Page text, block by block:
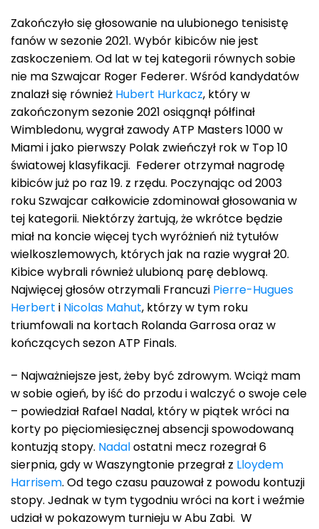
Zakończyło się głosowanie na ulubionego tenisistę
fanów w sezonie 2021. Wybór kibiców nie jest
zaskoczeniem. Od lat w tej kategorii równych sobie
nie ma Szwajcar Roger Federer. Wśród kandydatów
znalazł się również Hubert Hurkacz, który w
zakończonym sezonie 2021 osiągnął półfinał
Wimbledonu, wygrał zawody ATP Masters 1000 w
Miami i jako pierwszy Polak zwieńczył rok w Top 10
światowej klasyfikacji. Federer otrzymał nagrodę
kibiców już po raz 19. z rzędu. Poczynając od 2003
roku Szwajcar całkowicie zdominował głosowania w
tej kategorii. Niektórzy żartują, że wkrótce będzie
miał na koncie więcej tych wyróżnień niż tytułów
wielkoszlemowych, których jak na razie wygrał 20.
Kibice wybrali również ulubioną parę deblową.
Najwięcej głosów otrzymali Francuzi Pierre-Hugues
Herbert i Nicolas Mahut, którzy w tym roku
triumfowali na kortach Rolanda Garrosa oraz w
kończących sezon ATP Finals.
– Najważniejsze jest, żeby być zdrowym. Wciąż mam
w sobie ogień, by iść do przodu i walczyć o swoje cele
– powiedział Rafael Nadal, który w piątek wróci na
korty po pięciomiesięcznej absencji spowodowaną
kontuzją stopy. Nadalostatni mecz rozegrał 6
sierpnia, gdy w Waszyngtonie przegrał z Lloydem
Harrisem. Od tego czasu pauzował z powodu kontuzji
stopy. Jednak w tym tygodniu wróci na kort i weźmie
udział w pokazowym turnieju w Abu Zabi. W